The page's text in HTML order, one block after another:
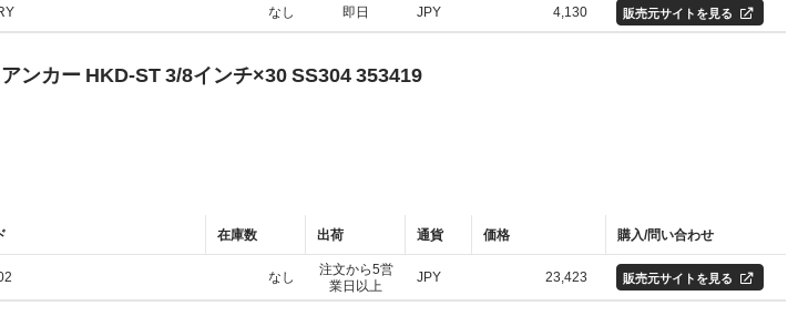
なし 即日 JPY 4,130 販売元サイトを見る
ンカー HKD-ST 3/8インチ×30 SS304 353419
在庫数 出荷 通貨 価格 購入/問い合わせ
なし
注文から5営
業日以上
JPY 23,423 販売元サイトを見る